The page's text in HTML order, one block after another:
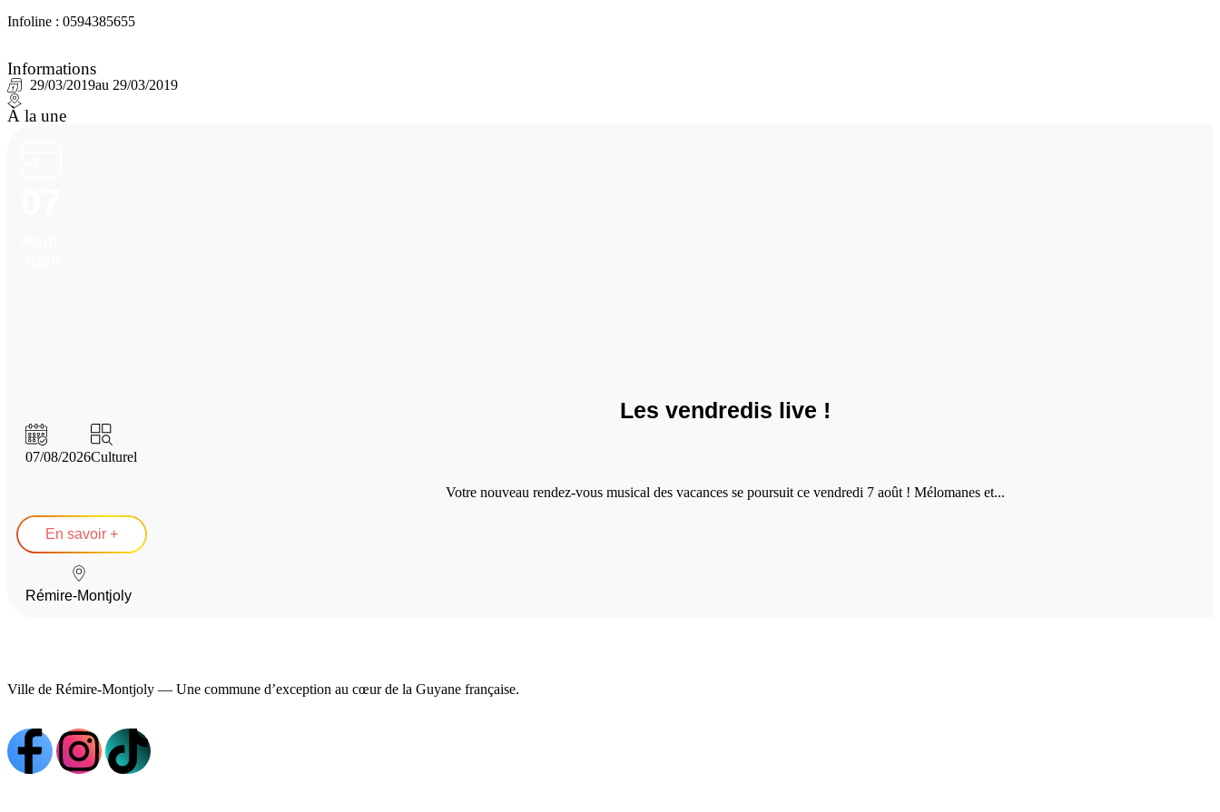
Infoline : 0594385655
Informations
29/03/2019au 29/03/2019
À la une
Les vendredis live !
07/08/2026Culturel
Votre nouveau rendez-vous musical des vacances se poursuit ce vendredi 7 août ! Mélomanes et...
En savoir +
Rémire-Montjoly
Ville de Rémire-Montjoly — Une commune d’exception au cœur de la Guyane française.